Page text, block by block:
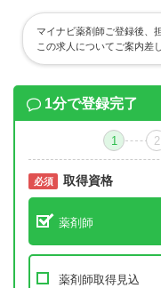
マイナビ薬剤師ご登録後、
この求人についてご案内差
1分で登録完了
1 2
必須 取得資格
薬剤師
薬剤師取得見込